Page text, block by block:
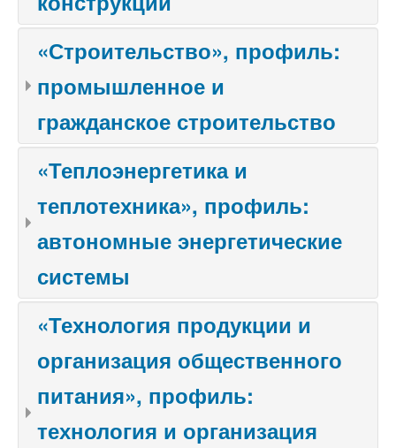
«Строительство», профиль:
промышленное и
гражданское строительство
«Теплоэнергетика и
теплотехника», профиль:
автономные энергетические
системы
«Технология продукции и
организация общественного
питания», профиль:
технология и организация